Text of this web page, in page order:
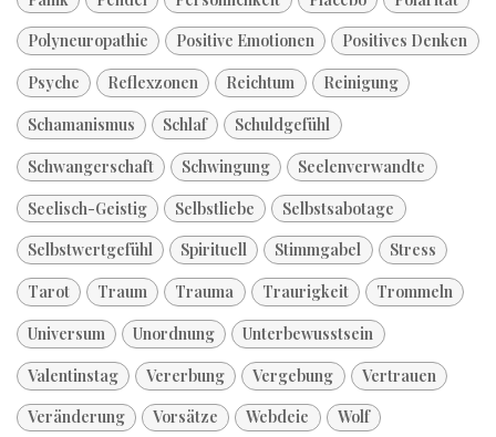
Polyneuropathie
Positive Emotionen
Positives Denken
Psyche
Reflexzonen Reichtum
Reinigung
Schamanismus
Schlaf
Schuldgefühl
Schwangerschaft
Schwingung
Seelenverwandte
Seelisch-Geistig
Selbstliebe
Selbstsabotage
Selbstwertgefühl
Spirituell Stimmgabel
Stress
Tarot
Traum Trauma Traurigkeit
Trommeln
Universum
Unordnung
Unterbewusstsein
Valentinstag
Vererbung Vergebung
Vertrauen
Veränderung
Vorsätze Webdeie
Wolf